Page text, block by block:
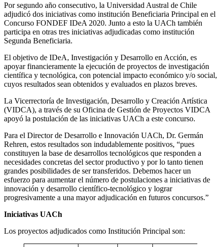
Por segundo año consecutivo, la Universidad Austral de Chile
adjudicó dos iniciativas como institución Beneficiaria Principal en el
Concurso FONDEF IDeA 2020. Junto a esto la UACh también
participa en otras tres iniciativas adjudicadas como institución
Segunda Beneficiaria.
El objetivo de IDeA, Investigación y Desarrollo en Acción, es
apoyar financieramente la ejecución de proyectos de investigación
científica y tecnológica, con potencial impacto económico y/o social,
cuyos resultados sean obtenidos y evaluados en plazos breves.
La Vicerrectoría de Investigación, Desarrollo y Creación Artística
(VIDCA), a través de su Oficina de Gestión de Proyectos VIDCA
apoyó la postulación de las iniciativas UACh a este concurso.
Para el Director de Desarrollo e Innovación UACh, Dr. Germán
Rehren, estos resultados son indudablemente positivos, “pues
constituyen la base de desarrollos tecnológicos que responden a
necesidades concretas del sector productivo y por lo tanto tienen
grandes posibilidades de ser transferidos. Debemos hacer un
esfuerzo para aumentar el número de postulaciones a iniciativas de
innovación y desarrollo científico-tecnológico y lograr
progresivamente a una mayor adjudicación en futuros concursos.”
Iniciativas UACh
Los proyectos adjudicados como Institución Principal son: